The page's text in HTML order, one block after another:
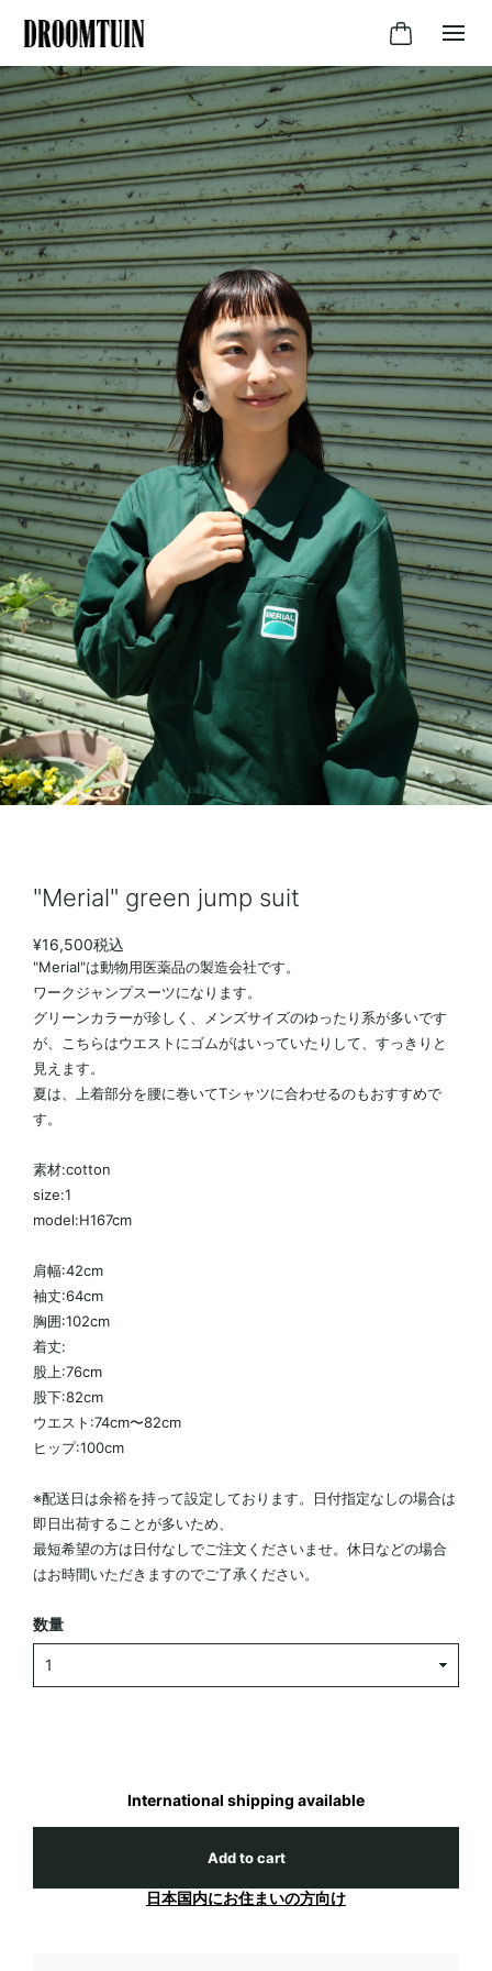
"Merial" green jump suit
¥16,500税込
"Merial"は動物用医薬品の製造会社です。
ワークジャンプスーツになります。
グリーンカラーが珍しく、メンズサイズのゆったり系が多いです
が、こちらはウエストにゴムがはいっていたりして、すっきりと
見えます。
夏は、上着部分を腰に巻いてTシャツに合わせるのもおすすめで
す。
素材:cotton
size:1
model:H167cm
肩幅:42cm
袖丈:64cm
胸囲:102cm
着丈:
股上:76cm
股下:82cm
ウエスト:74cm〜82cm
ヒップ:100cm
※配送日は余裕を持って設定しております。日付指定なしの場合は
即日出荷することが多いため、
最短希望の方は日付なしでご注文くださいませ。休日などの場合
はお時間いただきますのでご了承ください。
数量
International shipping available
Add to cart
日本国内にお住まいの方向け